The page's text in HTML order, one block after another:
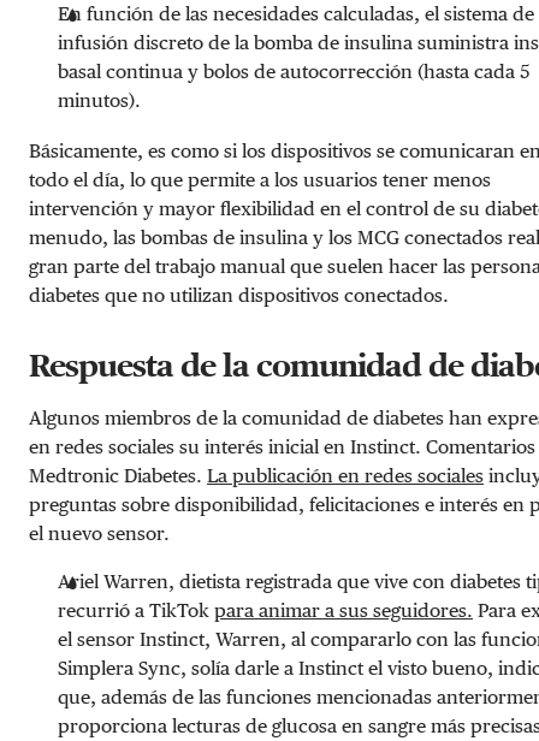
En función de las necesidades calculadas, el sistema de
infusión discreto de la bomba de insulina suministra
basal continua y bolos de autocorrección (hasta cada 5
minutos).
Básicamente, es como si los dispositivos se comunicaran
todo el día, lo que permite a los usuarios tener menos
intervención y mayor flexibilidad en el control de su
menudo, las bombas de insulina y los MCG conectados
gran parte del trabajo manual que suelen hacer las
diabetes que no utilizan dispositivos conectados.
Respuesta de la comunidad de
Algunos miembros de la comunidad de diabetes han
en redes sociales su interés inicial en Instinct.
Medtronic Diabetes. La publicación en redes sociales
preguntas sobre disponibilidad, felicitaciones e interés en
el nuevo sensor.
Ariel Warren, dietista registrada que vive con diabetes
recurrió a TikTok para animar a sus seguidores. Para
el sensor Instinct, Warren, al compararlo con las
Simplera Sync, solía darle a Instinct el visto bueno,
que, además de las funciones mencionadas
proporciona lecturas de glucosa en sangre más